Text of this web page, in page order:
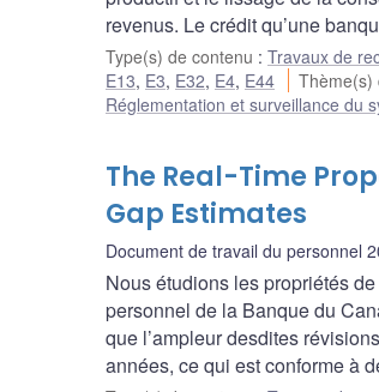
revenus. Le crédit qu’une
Type(s) de contenu : Travaux de
E13, E3, E32, E4, E44 Thème(s)
Réglementation et surveillance du
The Real-Time
Gap Estimates
Document de travail du personnel
Nous étudions les propriétés
personnel de la Banque du
que l’ampleur desdites
années, ce qui est conforme à